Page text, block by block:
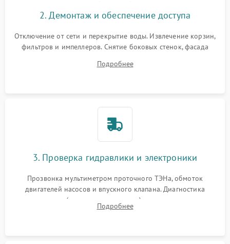
2. Демонтаж и обеспечение доступа
Отключение от сети и перекрытие воды. Извлечение корзин,
фильтров и импеллеров. Снятие боковых стенок, фасада
циркуляционному насосу, ТЭНу и сливной помпе.
Подробнее
3. Проверка гидравлики и электроники
Прозвонка мультиметром проточного ТЭНа, обмоток
двигателей насосов и впускного клапана. Диагностика
прессостата (датчика уровня воды), датчика мутности,
концевика дверцы и электронного модуля управления.
Подробнее